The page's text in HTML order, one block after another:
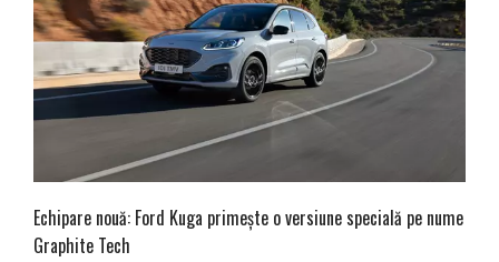
Echipare nouă: Ford Kuga primește o versiune specială pe nume
Graphite Tech